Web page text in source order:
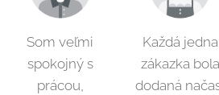
Som veľmi
spokojný s
prácou,
Každá jedna
zákazka bola
dodaná